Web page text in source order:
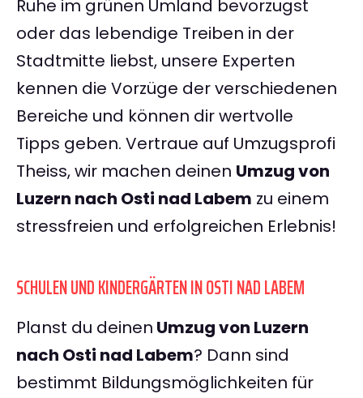
Ruhe im grünen Umland bevorzugst
oder das lebendige Treiben in der
Stadtmitte liebst, unsere Experten
kennen die Vorzüge der verschiedenen
Bereiche und können dir wertvolle
Tipps geben. Vertraue auf Umzugsprofi
Theiss, wir machen deinen Umzug von
Luzern nach Osti nad Labem zu einem
stressfreien und erfolgreichen Erlebnis!
SCHULEN UND KINDERGÄRTEN IN OSTI NAD LABEM
Planst du deinen Umzug von Luzern
nach Osti nad Labem? Dann sind
bestimmt Bildungsmöglichkeiten für